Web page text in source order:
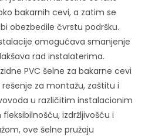
bakarnih cevi, a zatim se
obezbedile čvrstu podršku.
omogućava smanjenje
rad instalaterima.
PVC šelne za bakarne cevi
za montažu, zaštitu i
u različitim instalacionim
izdržljivošću i
ove šelne pružaju